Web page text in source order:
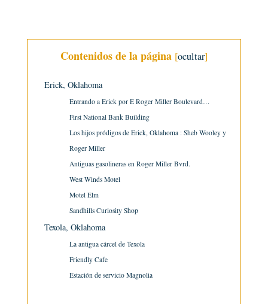
Contenidos de la página [ocultar]
Erick, Oklahoma
Entrando a Erick por E Roger Miller Boulevard…
First National Bank Building
Los hijos pródigos de Erick, Oklahoma : Sheb Wooley y
Roger Miller
Antiguas gasolineras en Roger Miller Bvrd.
West Winds Motel
Motel Elm
Sandhills Curiosity Shop
Texola, Oklahoma
La antigua cárcel de Texola
Friendly Cafe
Estación de servicio Magnolia